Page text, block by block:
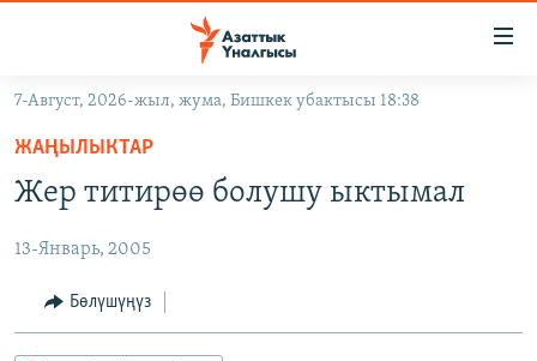
Навигацияга
өтүңүз
Издөөгө
салыңызКЫРГЫЗСТАН
САЯСАТ
ЭКОНОМИКА
ДҮЙНӨ
ДҮЙНӨ
БОРБОР АЗИЯ
УКРАИНА
АТАЙЫН ИЛИКТӨӨ
7-Август, 2026-жыл, жума, Бишкек убактысы 18:38
ЖАҢЫЛЫКТАР
Жер титирөө болушу ыктымал
13-Январь, 2005
Бөлүшүңүз